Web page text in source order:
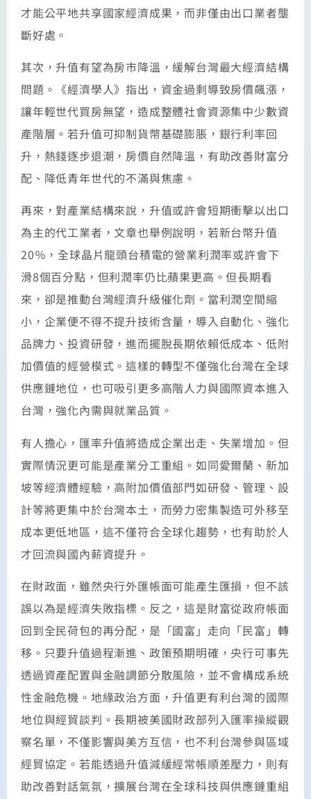
才能公平地共享國家經濟成果，而非僅由出口業者壟
斷好處。
其次，升值有望為房市降溫，緩解台灣最大經濟結構
問題。《經濟學人》指出，資金過剩導致房價飆漲，
讓年輕世代買房無望，造成整體社會資源集中少數資
產階層。若升值可抑制貨幣基礎膨脹，銀行利率回
升，熱錢逐步退潮，房價自然降溫，有助改善財富分
配、降低青年世代的不滿與焦慮。
再來，對產業結構來說，升值或許會短期衝擊以出口
為主的代工業者，文章也舉例說明，若新台幣升值
20％，全球晶片龍頭台積電的營業利潤率或許會下
滑8個百分點，但利潤率仍比蘋果更高。但長期看
來，卻是推動台灣經濟升級催化劑。當利潤空間縮
小，企業便不得不提升技術含量，導入自動化、強化
品牌力、投資研發，進而擺脫長期依賴低成本、低附
加價值的經營模式。這樣的轉型不僅強化台灣在全球
供應鏈地位，也可吸引更多高階人力與國際資本進入
台灣，強化內需與就業品質。
有人擔心，匯率升值將造成企業出走、失業增加。但
實際情況更可能是產業分工重組。如同愛爾蘭、新加
坡等經濟體經驗，高附加價值部門如研發、管理、設
計等將更集中於台灣本土，而勞力密集製造可外移至
成本更低地區，這不僅符合全球化趨勢，也有助於人
才回流與國內薪資提升。
在財政面，雖然央行外匯帳面可能產生匯損，但不該
誤以為是經濟失敗指標。反之，這是財富從政府帳面
回到全民荷包的再分配，是「國富」走向「民富」轉
移。只要升值過程漸進、政策預期明確，央行可事先
透過資產配置與金融調節分散風險，並不會構成系統
性金融危機。地緣政治方面，升值更有利台灣的國際
地位與經貿談判。長期被美國財政部列入匯率操縱觀
察名單，不僅影響與美方互信，也不利台灣參與區域
經貿協定。若能透過升值減緩經常帳順差壓力，則有
助改善對話氣氛，擴展台灣在全球科技與供應鏈重組